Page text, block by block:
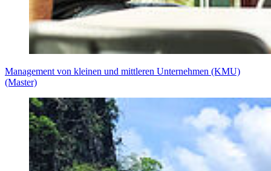
Management von kleinen und mittleren Unternehmen (KMU)
(Master)